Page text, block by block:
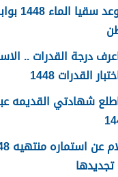
حجز موعد سقيا
درجة القدرات ..
القدرات 1448
شهادتي القديمه